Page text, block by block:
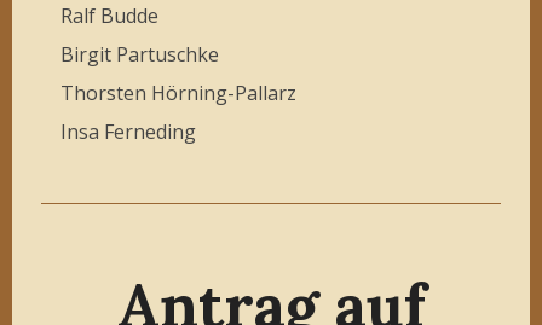
Ralf Budde
Birgit Partuschke
Thorsten Hörning-Pallarz
Insa Ferneding
Antrag auf